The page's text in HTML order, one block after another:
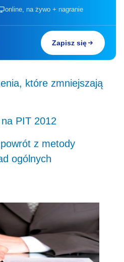
online, na żywo + nagranie
Zapisz się
które zmniejszają
PIT 2012
z metody
ogólnych